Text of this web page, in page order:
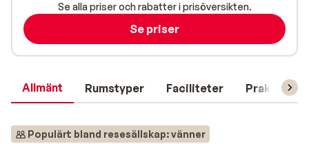
Allmänt Rumstyper Faciliteter Praktisk
Populärt bland resesällskap: vänner
Se alla priser och rabatter i prisöversikten.
Se priser